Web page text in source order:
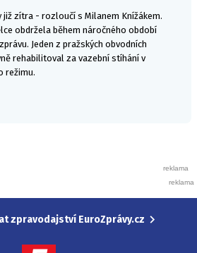
již zítra - rozloučí s Milanem Knížákem.
obdržela během náročného období
Jeden z pražských obvodních
rehabilitoval za vazební stíhání v
režimu.
zpravodajství EuroZprávy.cz